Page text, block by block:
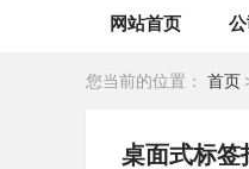
网站首页
您当前的位置： 首页
桌面式标签